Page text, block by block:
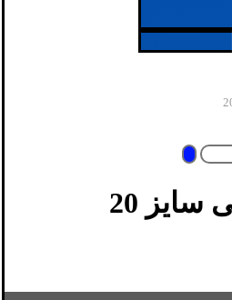
وارنیش حرارتی سایز 20